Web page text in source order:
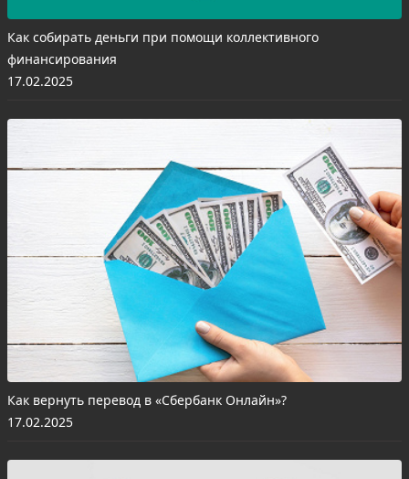
Как собирать деньги при помощи коллективного
финансирования
17.02.2025
Как вернуть перевод в «Сбербанк Онлайн»?
17.02.2025